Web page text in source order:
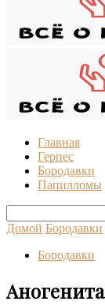
Главная
Герпес
Бородавки
Папилломы
Домой Бородавки
Бородавки